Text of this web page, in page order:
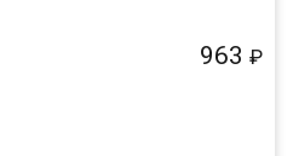
963 ₽